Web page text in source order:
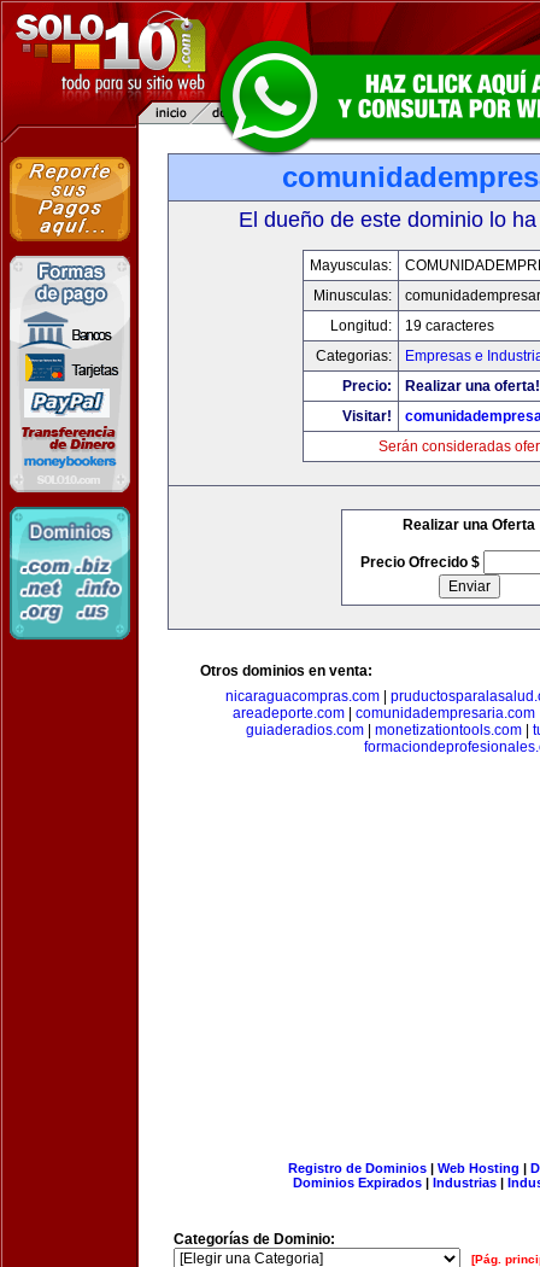
El dueño de este dominio lo
Mayusculas:
Minusculas:
Longitud:
19 caracteres
Categorias:
Empresas e
Precio:
Realizar una oferta!
Visitar!
Serán consideradas
Realizar una Oferta
Precio Ofrecido $
Otros dominios en venta:
nicaraguacompras.com
areadeporte.com| comunidadempresaria.com
guiaderadios.com| monetizationtools.com|
Registro de Dominios| Web Hosting |
Dominios Expirados | Industrias |
Categorías de Dominio:
[Pág.